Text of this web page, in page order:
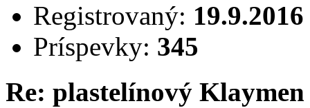
Registrovaný: 19.9.2016
Príspevky: 345
Re: plastelínový Klaymen